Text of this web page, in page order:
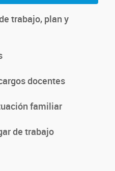
trabajo, plan y
docentes
familiar
de trabajo